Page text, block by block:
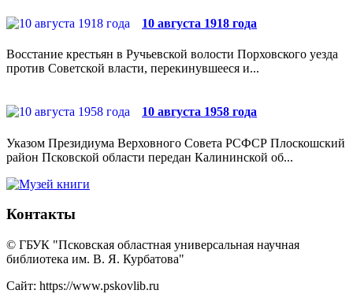
10 августа 1918 года
Восстание крестьян в Ручьевской волости Порховского уезда
против Советской власти, перекинувшееся и...
10 августа 1958 года
Указом Президиума Верховного Совета РСФСР Плоскошский
район Псковской области передан Калининской об...
Контакты
© ГБУК "Псковская областная универсальная научная
библиотека им. В. Я. Курбатова"
Сайт: https://www.pskovlib.ru